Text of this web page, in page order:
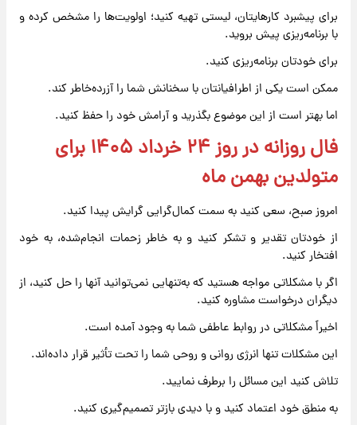
برای پیشبرد کارهایتان، لیستی تهیه کنید؛ اولویت‌ها را مشخص کرده و
با برنامه‌ریزی پیش بروید.
برای خودتان برنامه‌ریزی کنید.
ممکن است یکی از اطرافیانتان با سخنانش شما را آزرده‌خاطر کند.
اما بهتر است از این موضوع بگذرید و آرامش خود را حفظ کنید.
فال روزانه در روز ۲۴ خرداد ۱۴۰۵ برای
متولدین بهمن ماه
امروز صبح، سعی کنید به سمت کمال‌گرایی گرایش پیدا کنید.
از خودتان تقدیر و تشکر کنید و به خاطر زحمات انجام‌شده، به خود
افتخار کنید.
اگر با مشکلاتی مواجه هستید که به‌تنهایی نمی‌توانید آنها را حل کنید، از
دیگران درخواست مشاوره کنید.
اخیراً مشکلاتی در روابط عاطفی شما به وجود آمده است.
این مشکلات تنها انرژی روانی و روحی شما را تحت تأثیر قرار داده‌اند.
تلاش کنید این مسائل را برطرف نمایید.
به منطق خود اعتماد کنید و با دیدی بازتر تصمیم‌گیری کنید.